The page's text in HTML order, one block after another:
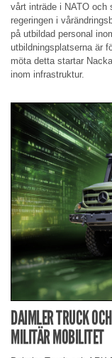
vårt inträde i NATO och
regeringen i
på utbildad personal
utbildningsplatserna är
möta detta startar
inom infrastruktur.
DAIMLER TRUCK
MILITÄR MOBILITET